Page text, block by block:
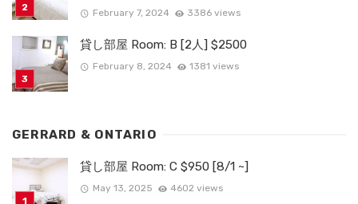
February 7, 2024 3386 views
貸し部屋 Room: B [2人] $2500
February 8, 2024 1381 views
GERRARD & ONTARIO
貸し部屋 Room: C $950 [8/1 ~]
May 13, 2025 4602 views